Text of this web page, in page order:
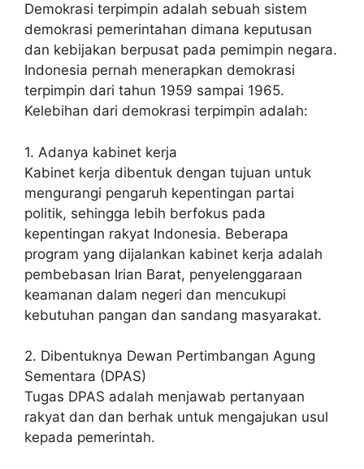
Demokrasi terpimpin adalah sebuah sistem
demokrasi pemerintahan dimana keputusan
dan kebijakan berpusat pada pemimpin negara.
Indonesia pernah menerapkan demokrasi
terpimpin dari tahun 1959 sampai 1965.
Kelebihan dari demokrasi terpimpin adalah:
1. Adanya kabinet kerja
Kabinet kerja dibentuk dengan tujuan untuk
mengurangi pengaruh kepentingan partai
politik, sehingga lebih berfokus pada
kepentingan rakyat Indonesia. Beberapa
program yang dijalankan kabinet kerja adalah
pembebasan Irian Barat, penyelenggaraan
keamanan dalam negeri dan mencukupi
kebutuhan pangan dan sandang masyarakat.
2. Dibentuknya Dewan Pertimbangan Agung
Sementara (DPAS)
Tugas DPAS adalah menjawab pertanyaan
rakyat dan dan berhak untuk mengajukan usul
kepada pemerintah.